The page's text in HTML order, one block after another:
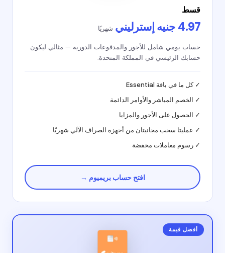
قسط
4.97 جنيه إسترليني شهريًا
حساب يومي شامل للأجور والمدفوعات الدورية — مثالي ليكون
حسابك الرئيسي في المملكة المتحدة.
✓ كل ما في باقة Essential
✓ الخصم المباشر والأوامر الدائمة
✓ الحصول على الأجور والمزايا
✓ عمليتا سحب مجانيتان من أجهزة الصراف الآلي شهريًا
✓ رسوم معاملات مخفضة
افتح حساب بريميوم →
أفضل قيمة